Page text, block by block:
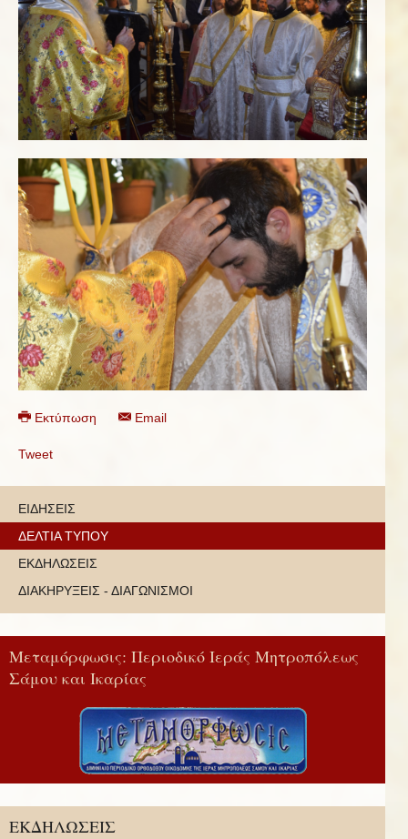
Εκτύπωση Email
Tweet
ΕΙΔΗΣΕΙΣ
ΔΕΛΤΙΑ ΤΥΠΟΥ
ΕΚΔΗΛΩΣΕΙΣ
ΔΙΑΚΗΡΥΞΕΙΣ - ΔΙΑΓΩΝΙΣΜΟΙ
Μεταμόρφωσις: Περιοδικό Ιεράς Μητροπόλεως
Σάμου και Ικαρίας
ΕΚΔΗΛΩΣΕΙΣ